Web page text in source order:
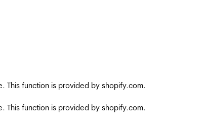
This function is provided by shopify.com.
This function is provided by shopify.com.